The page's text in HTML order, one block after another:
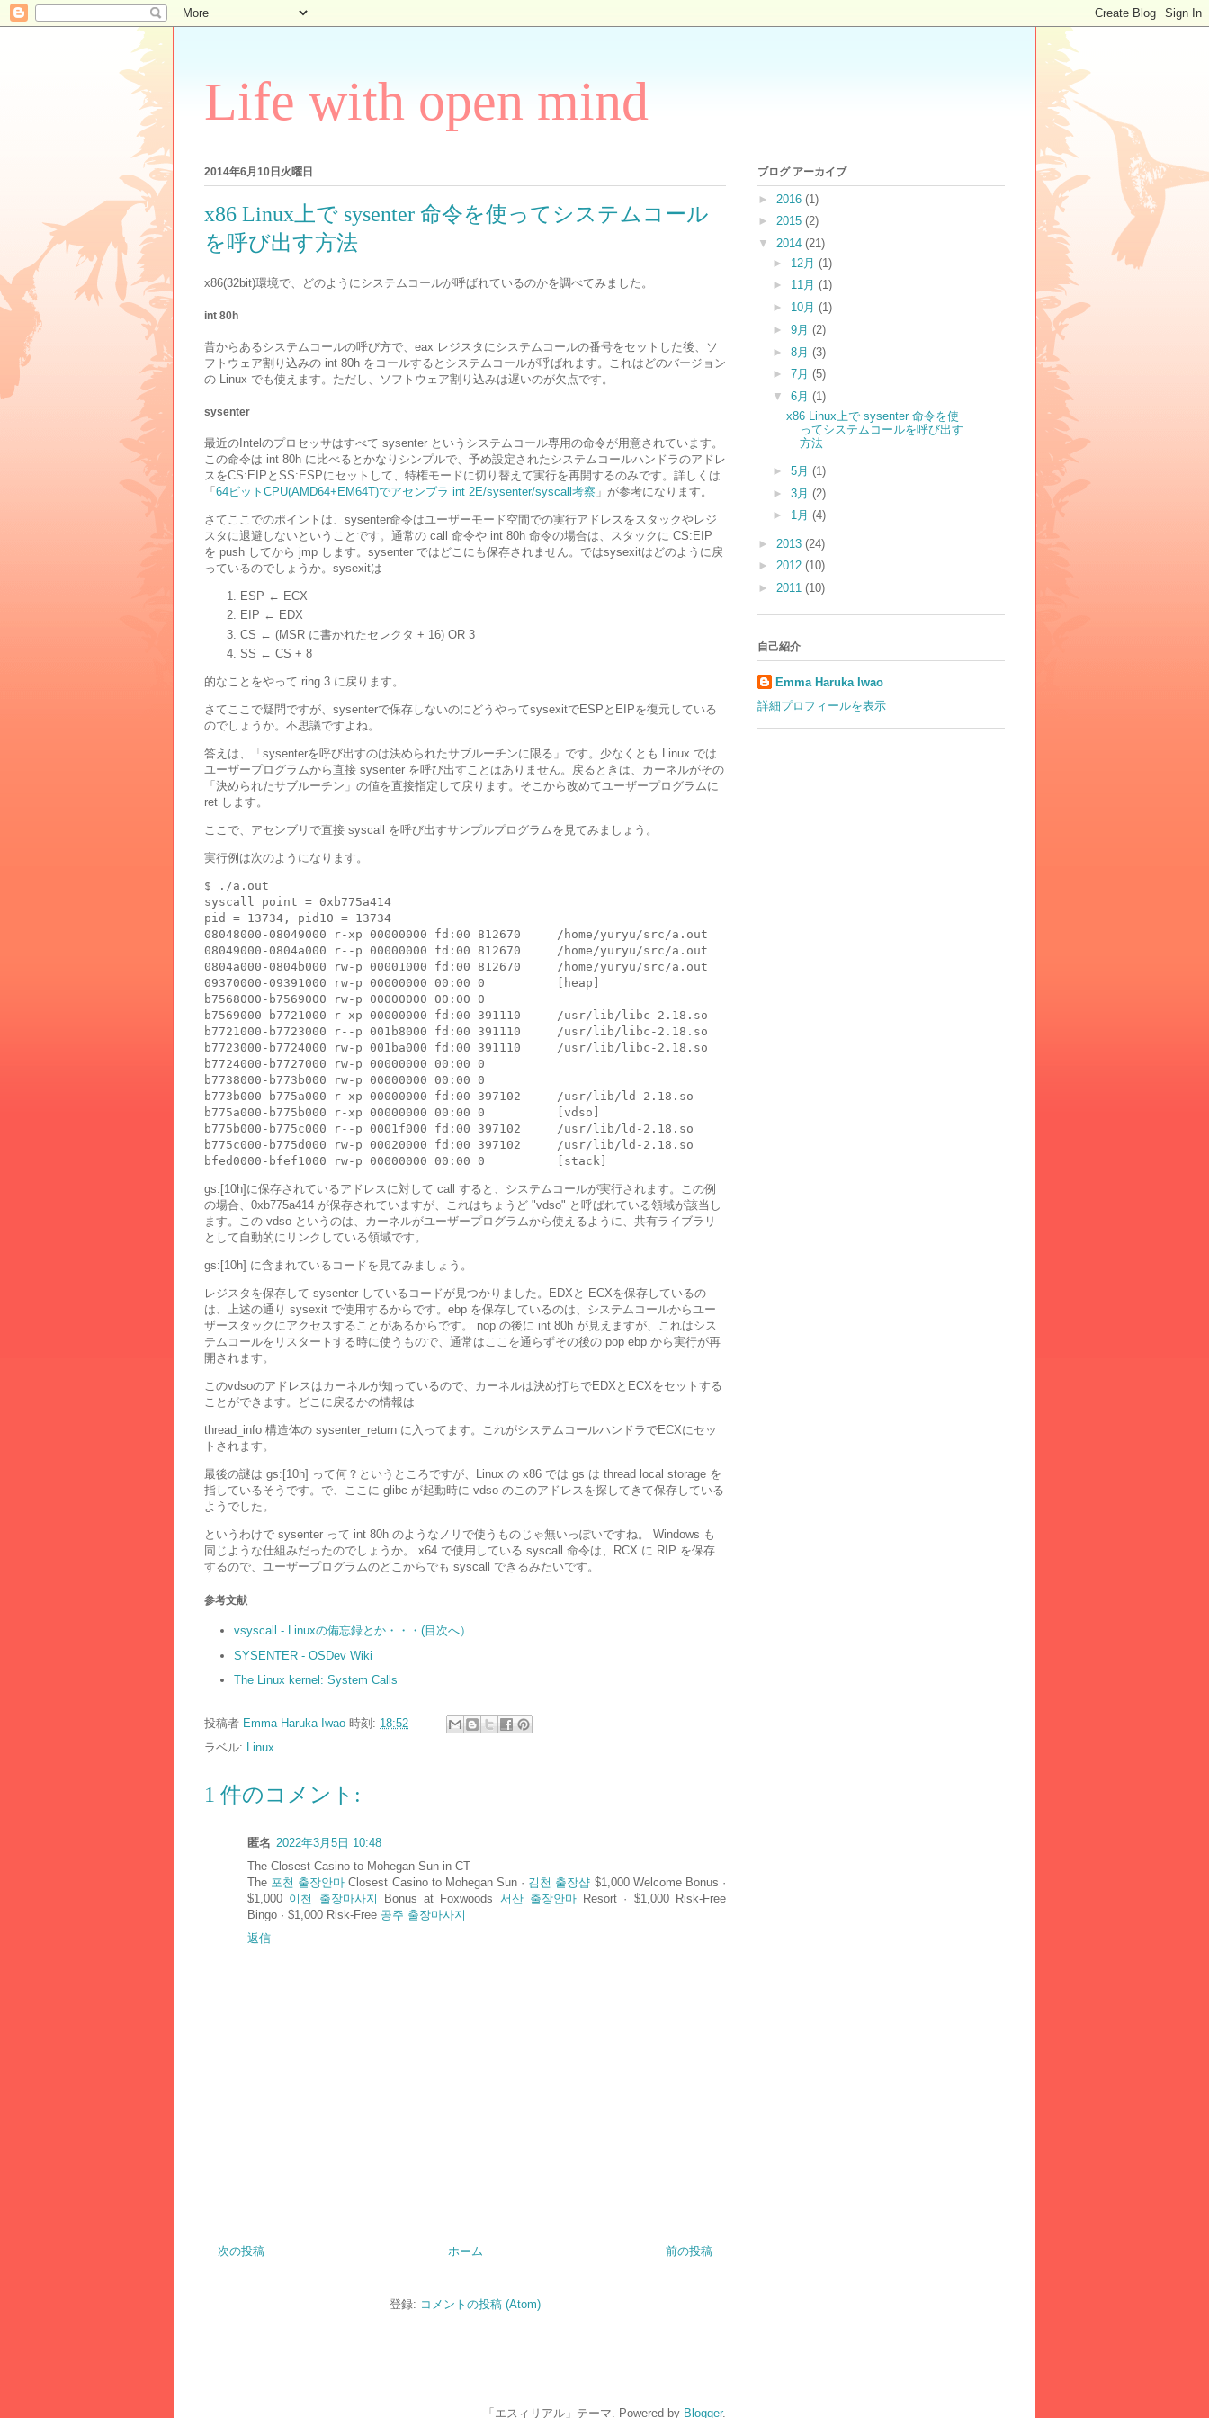
Life with open mind
2014年6月10日火曜日
x86 Linux上で sysenter 命令を使ってシステムコール
を呼び出す方法
x86(32bit)環境で、どのようにシステムコールが呼ばれているのかを調べてみました。
int 80h
昔からあるシステムコールの呼び方で、eax レジスタにシステムコールの番号をセットした後、ソ
フトウェア割り込みの int 80h をコールするとシステムコールが呼ばれます。これはどのバージョン
の Linux でも使えます。ただし、ソフトウェア割り込みは遅いのが欠点です。
sysenter
最近のIntelのプロセッサはすべて sysenter というシステムコール専用の命令が用意されています。
この命令は int 80h に比べるとかなりシンプルで、予め設定されたシステムコールハンドラのアドレ
スをCS:EIPとSS:ESPにセットして、特権モードに切り替えて実行を再開するのみです。詳しくは
「 64ビットCPU(AMD64+EM64T)でアセンブラ int 2E/sysenter/syscall考察 」が参考になります。
さてここでのポイントは、sysenter命令はユーザーモード空間での実行アドレスをスタックやレジ
スタに退避しないということです。通常の call 命令や int 80h 命令の場合は、スタックに CS:EIP
を push してから jmp します。sysenter ではどこにも保存されません。ではsysexitはどのように戻
っているのでしょうか。sysexitは
ESP ← ECX
EIP ← EDX
CS ← (MSR に書かれたセレクタ + 16) OR 3
SS ← CS + 8
的なことをやって ring 3 に戻ります。
さてここで疑問ですが、sysenterで保存しないのにどうやってsysexitでESPとEIPを復元している
のでしょうか。不思議ですよね。
答えは、「sysenterを呼び出すのは決められたサブルーチンに限る」です。少なくとも Linux では
ユーザープログラムから直接 sysenter を呼び出すことはありません。戻るときは、カーネルがその
「決められたサブルーチン」の値を直接指定して戻ります。そこから改めてユーザープログラムに
ret します。
ここで、アセンブリで直接 syscall を呼び出すサンプルプログラムを見てみましょう。
実行例は次のようになります。
$ ./a.out
syscall point = 0xb775a414
pid = 13734, pid10 = 13734
08048000-08049000 r-xp 00000000 fd:00 812670     /home/yuryu/src/a.out
08049000-0804a000 r--p 00000000 fd:00 812670     /home/yuryu/src/a.out
0804a000-0804b000 rw-p 00001000 fd:00 812670     /home/yuryu/src/a.out
09370000-09391000 rw-p 00000000 00:00 0          [heap]
b7568000-b7569000 rw-p 00000000 00:00 0
b7569000-b7721000 r-xp 00000000 fd:00 391110     /usr/lib/libc-2.18.so
b7721000-b7723000 r--p 001b8000 fd:00 391110     /usr/lib/libc-2.18.so
b7723000-b7724000 rw-p 001ba000 fd:00 391110     /usr/lib/libc-2.18.so
b7724000-b7727000 rw-p 00000000 00:00 0
b7738000-b773b000 rw-p 00000000 00:00 0
b773b000-b775a000 r-xp 00000000 fd:00 397102     /usr/lib/ld-2.18.so
b775a000-b775b000 r-xp 00000000 00:00 0          [vdso]
b775b000-b775c000 r--p 0001f000 fd:00 397102     /usr/lib/ld-2.18.so
b775c000-b775d000 rw-p 00020000 fd:00 397102     /usr/lib/ld-2.18.so
gs:[10h]に保存されているアドレスに対して call すると、システムコールが実行されます。この例
の場合、0xb775a414 が保存されていますが、これはちょうど "vdso" と呼ばれている領域が該当し
ます。この vdso というのは、カーネルがユーザープログラムから使えるように、共有ライブラリ
として自動的にリンクしている領域です。
gs:[10h] に含まれているコードを見てみましょう。
レジスタを保存して sysenter しているコードが見つかりました。EDXと ECXを保存しているの
は、上述の通り sysexit で使用するからです。ebp を保存しているのは、システムコールからユー
ザースタックにアクセスすることがあるからです。 nop の後に int 80h が見えますが、これはシス
テムコールをリスタートする時に使うもので、通常はここを通らずその後の pop ebp から実行が再
開されます。
このvdsoのアドレスはカーネルが知っているので、カーネルは決め打ちでEDXとECXをセットする
ことができます。どこに戻るかの情報は
thread_info 構造体の sysenter_return に入ってます。これがシステムコールハンドラでECXにセッ
トされます。
最後の謎は gs:[10h] って何？というところですが、Linux の x86 では gs は thread local storage を
指しているそうです。で、ここに glibc が起動時に vdso のこのアドレスを探してきて保存している
ようでした。
というわけで sysenter って int 80h のようなノリで使うものじゃ無いっぽいですね。 Windows も
同じような仕組みだったのでしょうか。 x64 で使用している syscall 命令は、RCX に RIP を保存
するので、ユーザープログラムのどこからでも syscall できるみたいです。
参考文献
vsyscall - Linuxの備忘録とか・・・(目次へ）
SYSENTER - OSDev Wiki
The Linux kernel: System Calls
投稿者 Emma Haruka Iwao 時刻: 18:52
ラベル: Linux
1 件のコメント:
匿名 2022年3月5日 10:48
The Closest Casino to Mohegan Sun in CT
The 포천 출장안마 Closest Casino to Mohegan Sun · 김천 출장샵 $1,000 Welcome Bonus ·
$1,000 이천 출장마사지 Bonus at Foxwoods 서산 출장안마Resort · $1,000 Risk-Free
Bingo · $1,000 Risk-Free 공주 출장마사지
返信
次の投稿 前の投稿
ホーム
登録: コメントの投稿 (Atom)
ブログ アーカイブ
► 2016 (1)
► 2015 (2)
▼ 2014 (21)
► 12月 (1)
► 11月 (1)
► 10月 (1)
► 9月 (2)
► 8月 (3)
► 7月 (5)
▼ 6月 (1)
x86 Linux上で sysenter 命令を使
ってシステムコールを呼び出す
方法
► 5月 (1)
► 3月 (2)
► 1月 (4)
► 2013 (24)
► 2012 (10)
► 2011 (10)
自己紹介
Emma Haruka Iwao
詳細プロフィールを表示
「エスィリアル」テーマ. Powered by Blogger.